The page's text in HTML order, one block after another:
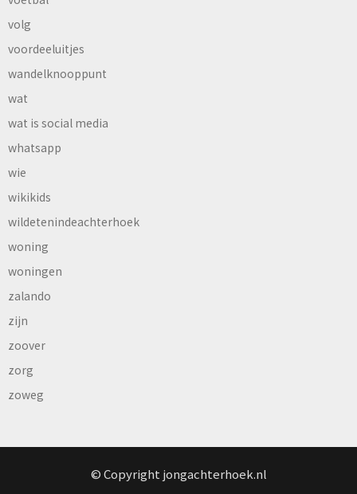
volg
voordeeluitjes
wandelknooppunt
wat
wat is social media
whatsapp
wie
wikikids
wildetenindeachterhoek
woning
woningen
zalando
zijn
zoover
zorg
zoweg
© Copyright jongachterhoek.nl